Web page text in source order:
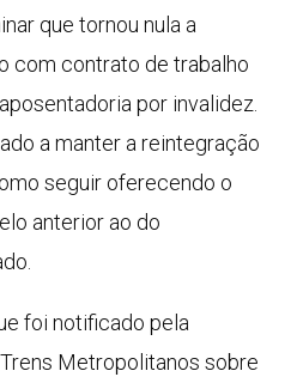
que tornou nula a
com contrato de trabalho
por invalidez.
a manter a reintegração
seguir oferecendo o
anterior ao do
foi notificado pela
Metropolitanos sobre